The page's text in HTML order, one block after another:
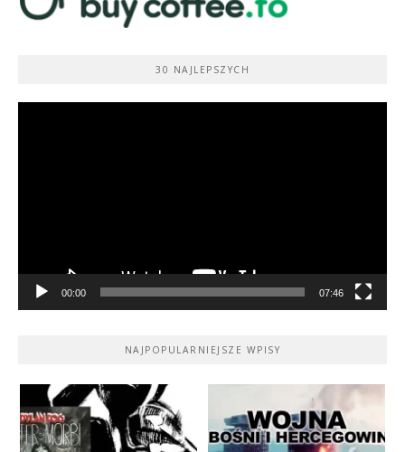
30 NAJLEPSZYCH
00:00 07:46
NAJPOPULARNIEJSZE WPISY